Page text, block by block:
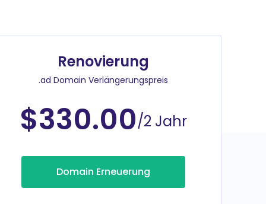
Renovierung
.ad Domain Verlängerungspreis
$330.00/2 Jahr
Domain Erneuerung